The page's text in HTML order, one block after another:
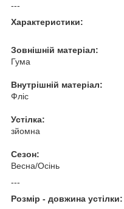
---
Характеристики:
Зовнішній матеріал:
Гума
Внутрішній матеріал:
Фліс
Устілка:
зйомна
Сезон:
Весна/Осінь
---
Розмір - довжина устілки: